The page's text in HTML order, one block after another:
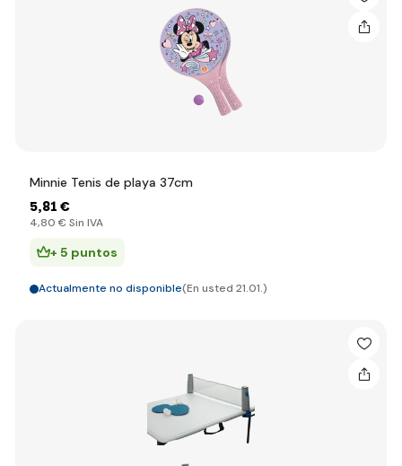
Minnie Tenis de playa 37cm
5,81 €
4,80 € Sin IVA
+ 5 puntos
Actualmente no disponible(En usted 21.01.)